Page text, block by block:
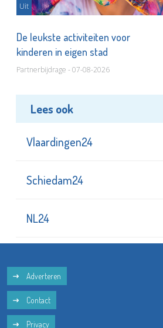
Uit
De leukste activiteiten voor
kinderen in eigen stad
Partnerbijdrage - 07-08-2026
Lees ook
Vlaardingen24
Schiedam24
NL24
Adverteren
Contact
Privacy